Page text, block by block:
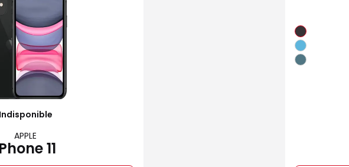
Indisponible
APPLE
11